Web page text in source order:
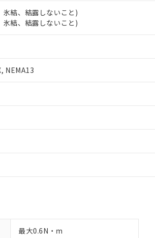
結、結露しないこと)
結、結露しないこと)
NEMA13
最大0.6N・m
酸エステル類４物質の対応では、対応完了ま
対応日を記載しておりました。
庫切替を完了していることから、特段のこ